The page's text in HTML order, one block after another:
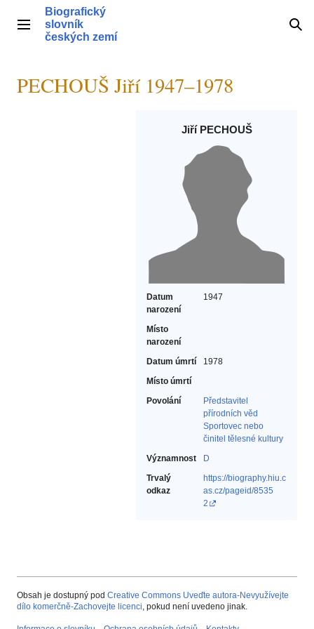
obsahHlavní menu
Biografický
slovník
českých zemí
PECHOUŠ Jiří 1947–1978
Jiří PECHOUŠ
Datum
narození
1947
Místo
narození
Datum úmrtí
1978
Místo úmrtí
Povolání
Představitel
přírodních věd‎
Sportovec nebo
činitel tělesné kultury‎
Významnost
D
Trvalý
odkaz
https://biography.hiu.c
as.cz/pageid/8535
2
Obsah je dostupný pod Creative Commons Uveďte autora-Nevyužívejte
dílo komerčně-Zachovejte licenci, pokud není uvedeno jinak.